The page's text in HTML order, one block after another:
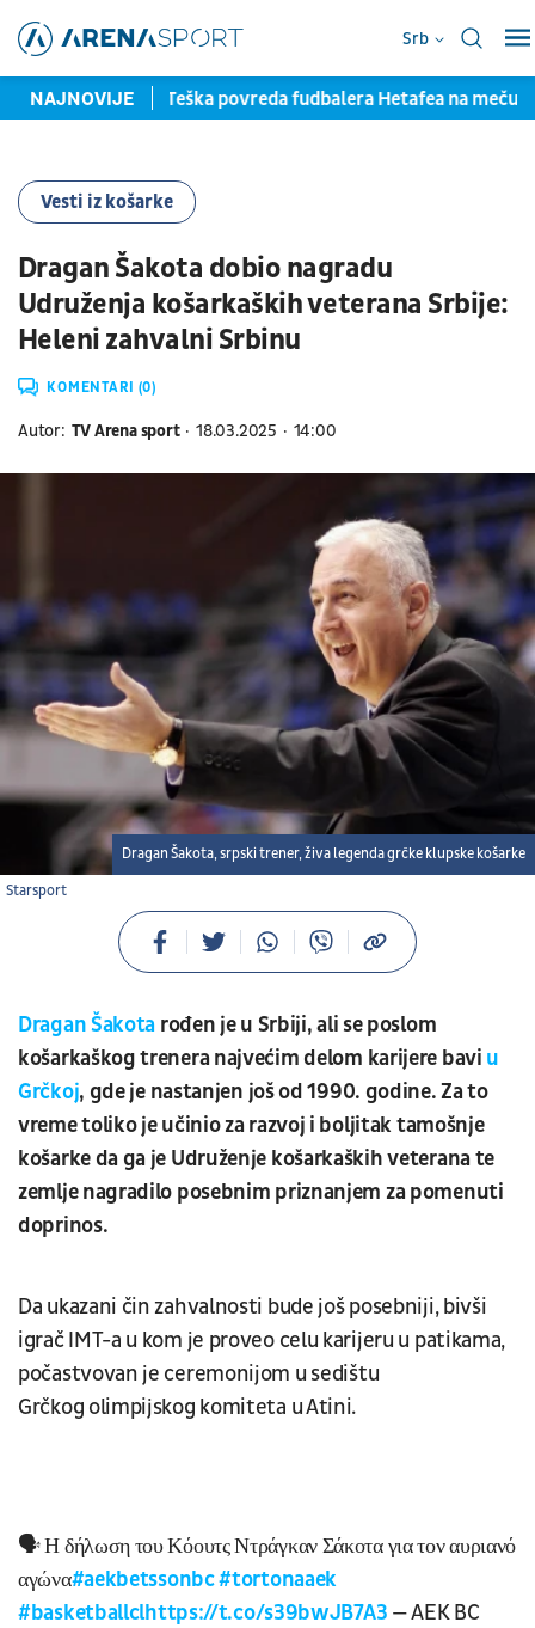
Srb
NAJNOVIJE
potpisom Teška povreda fudbalera Hetafea na meču sa
Vesti iz košarke
Dragan Šakota dobio nagradu
Udruženja košarkaških veterana Srbije:
Heleni zahvalni Srbinu
KOMENTARI (0)
Autor: TV Arena sport 18.03.2025 14:00
Starsport
Dragan Šakota, srpski trener, živa legenda grčke klupske košarke
Dragan Šakota rođen je u Srbiji, ali se poslom
košarkaškog trenera najvećim delom karijere bavi u
Grčkoj, gde je nastanjen još od 1990. godine. Za to
vreme toliko je učinio za razvoj i boljitak tamošnje
košarke da ga je Udruženje košarkaških veterana te
zemlje nagradilo posebnim priznanjem za pomenuti
doprinos.
Da ukazani čin zahvalnosti bude još posebniji, bivši
igrač IMT-a u kom je proveo celu karijeru u patikama,
počastvovan je ceremonijom u sedištu
Grčkog olimpijskog komiteta u Atini.
🗣️ Η δήλωση του Κόουτς Ντράγκαν Σάκοτα για τον αυριανό
αγώνα#aekbetssonbc#tortonaaek
#basketballclhttps://t.co/s39bwJB7A3 — AEK BC